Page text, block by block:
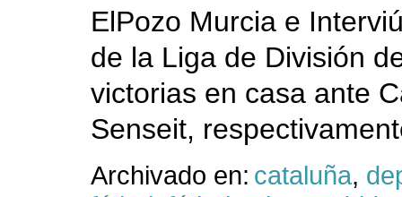
ElPozo Murcia e
de la Liga de División
victorias en casa ante
Senseit,
Archivado en: cataluña,